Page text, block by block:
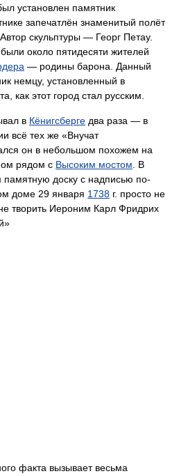
установлен памятник
запечатлён знаменитый полёт
скульптуры — Георг Петау.
около пятидесяти жителей
— родины барона. Данный
немцу, установленный в
как этот город стал русским.
в Кёнигсберге два раза — в
всё тех же «Внучат
он в небольшом похожем на
рядом с Высоким мостом . В
памятную доску с надписью по-
доме 29 января 1738 г. просто не
творить Иероним Карл Фридрих
факта вызывает весьма